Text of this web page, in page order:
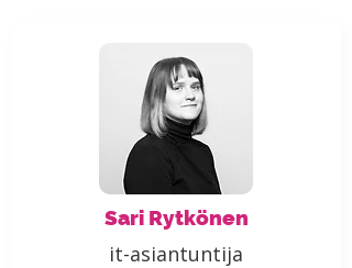
Sari Rytkönen
it-asiantuntija